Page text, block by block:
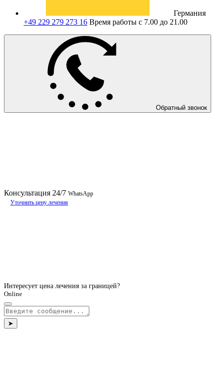
Германия
+49 229 279 273 16 Время работы с 7.00 до 21.00
Обратный звонок
Консультация 24/7 WhatsApp
Уточнить цену лечения
Интересует цена лечения за границей?
Online
➤